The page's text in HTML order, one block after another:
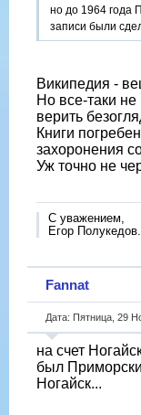
но до 1964 года
записи были
Википедия -
Но все-таки
верить
Книги
захоронения
Уж точно не
С уважением,
Егор Полукедов.
Fannat
Дата: Пятница, 29
на счет
был
Ногайск...